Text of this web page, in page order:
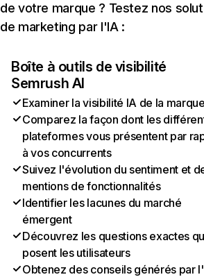
de votre marque ? Testez nos
de marketing par l'IA :
Boîte à outils de visibilité
Semrush AI
Examiner la visibilité IA de la
Comparez la façon dont les
plateformes vous présentent par
à vos concurrents
Suivez l'évolution du sentiment et
mentions de fonctionnalités
Identifier les lacunes du marché
émergent
Découvrez les questions exactes
posent les utilisateurs
Obtenez des conseils générés par